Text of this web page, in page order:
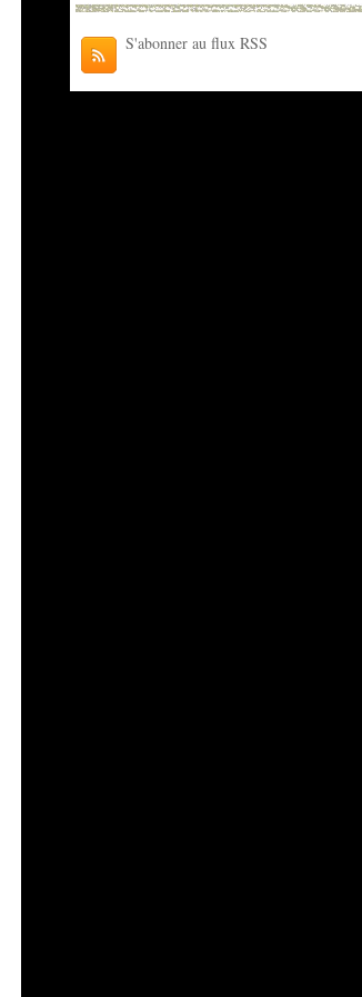
S'abonner au flux RSS